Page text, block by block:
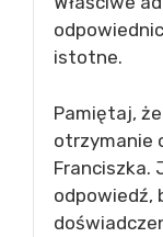
istotne.
Pamiętaj,
otrzymanie
Franciszka.
odpowiedź,